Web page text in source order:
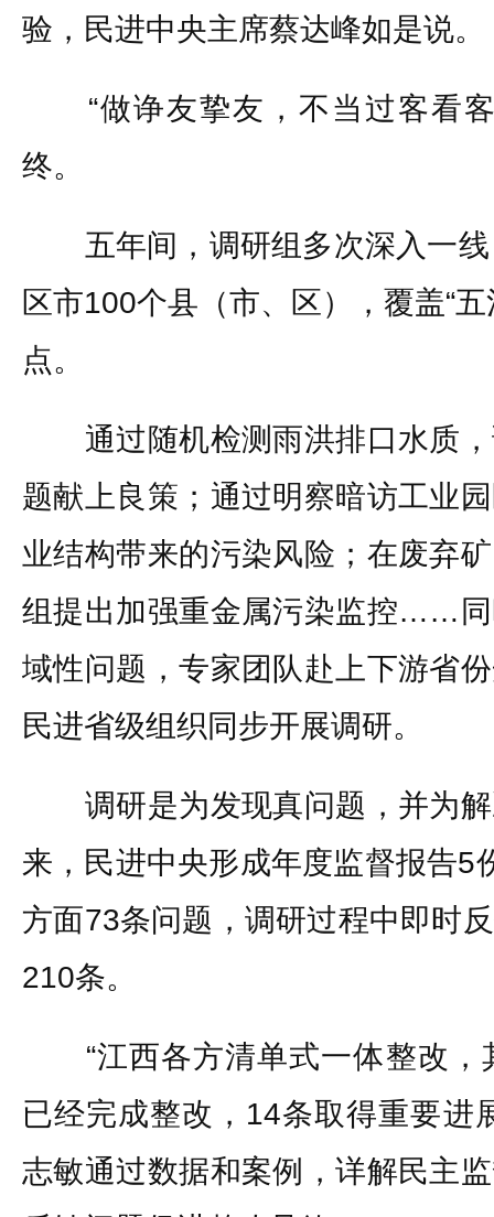
验，民进中央主席蔡达峰如是说。
“做诤友挚友，不当过客看客
终。
五年间，调研组多次深入一线
区市100个县（市、区），覆盖“
点。
通过随机检测雨洪排口水质，
题献上良策；通过明察暗访工业
业结构带来的污染风险；在废弃
组提出加强重金属污染监控……
域性问题，专家团队赴上下游省
民进省级组织同步开展调研。
调研是为发现真问题，并为解
来，民进中央形成年度监督报告5
方面73条问题，调研过程中即时
210条。
“江西各方清单式一体整改，
已经完成整改，14条取得重要进
志敏通过数据和案例，详解民主